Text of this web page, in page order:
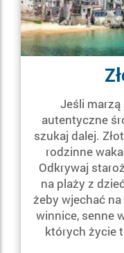
Jeśli
autentyczne
szukaj dalej.
rodzinne
Odkrywaj
na plaży z
żeby wjechać
winnice, senne
których życie